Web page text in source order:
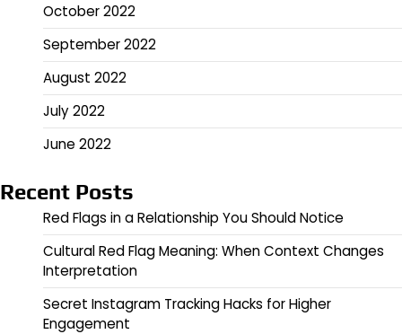
October 2022
September 2022
August 2022
July 2022
June 2022
Recent Posts
Red Flags in a Relationship You Should Notice
Cultural Red Flag Meaning: When Context Changes
Interpretation
Secret Instagram Tracking Hacks for Higher
Engagement